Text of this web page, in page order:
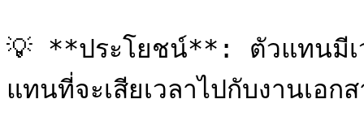
💡 **ประโยชน์**: ตัวแทนมีเ
แทนที่จะเสียเวลาไปกับงานเอก